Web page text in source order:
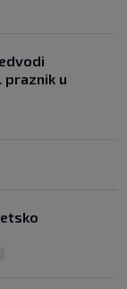
praznik u